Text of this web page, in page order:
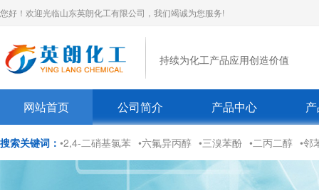
您好！欢迎光临山东英朗化工有限公司，我们竭诚为您服务!
持续为化工产品应用创造价值
网站首页 公司简介 产品中心
搜索关键词： •2,4-二硝基氯苯 •六氟异丙醇 •三溴苯酚 •二丙二醇 •邻